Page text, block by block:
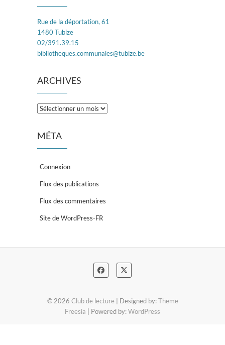
Rue de la déportation, 61
1480 Tubize
02/391.39.15
bibliotheques.communales@tubize.be
ARCHIVES
Archives
MÉTA
Connexion
Flux des publications
Flux des commentaires
Site de WordPress-FR
© 2026 Club de lecture | Designed by:Theme
Freesia | Powered by:WordPress